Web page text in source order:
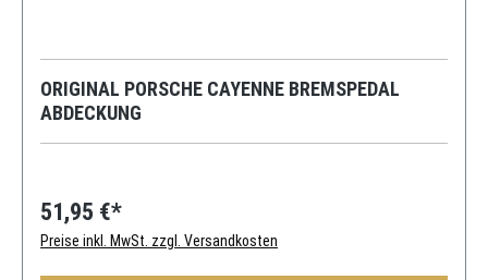
ORIGINAL PORSCHE CAYENNE BREMSPEDAL
ABDECKUNG
51,95 €*
Preise inkl. MwSt. zzgl. Versandkosten